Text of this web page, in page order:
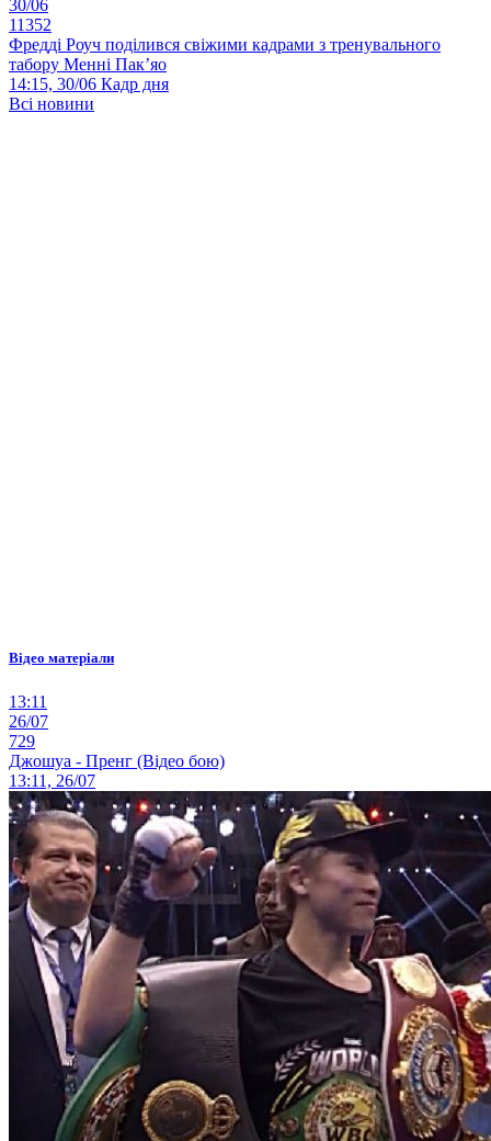
30/06
11352
Фредді Роуч поділився свіжими кадрами з тренувального
табору Менні Пак’яо
14:15, 30/06 Кадр дня
Всі новини
Відео матеріали
13:11
26/07
729
Джошуа - Пренг (Відео бою)
13:11, 26/07